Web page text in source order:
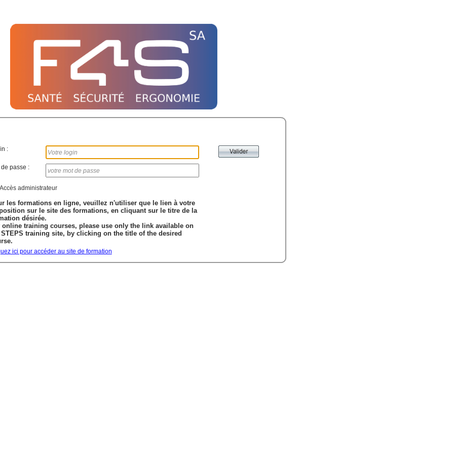
:
de passe :
Accès administrateur
les formations en ligne, veuillez n'utiliser que le lien à votre
sur le site des formations, en cliquant sur le titre de la
désirée.
online training courses, please use only the link available on
training site, by clicking on the title of the desired
ici pour accéder au site de formation